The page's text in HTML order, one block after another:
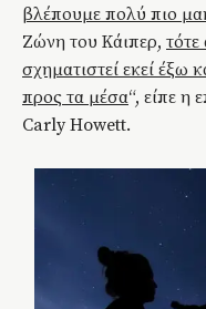
βλέπουμε πολύ πιο
Ζώνη του Κάιπερ, τότε
σχηματιστεί εκεί έξω
προς τα μέσα“, είπε η
Carly Howett.